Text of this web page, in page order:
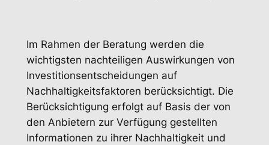
Im Rahmen der Beratung werden die
wichtigsten nachteiligen Auswirkungen von
Investitionsentscheidungen auf
Nachhaltigkeitsfaktoren berücksichtigt. Die
Berücksichtigung erfolgt auf Basis der von
den Anbietern zur Verfügung gestellten
Informationen zu ihrer Nachhaltigkeit und